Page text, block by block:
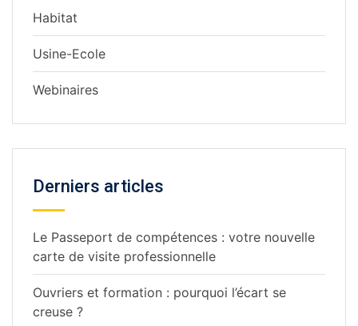
Habitat
Usine-Ecole
Webinaires
Derniers articles
Le Passeport de compétences : votre nouvelle
carte de visite professionnelle
Ouvriers et formation : pourquoi l’écart se
creuse ?